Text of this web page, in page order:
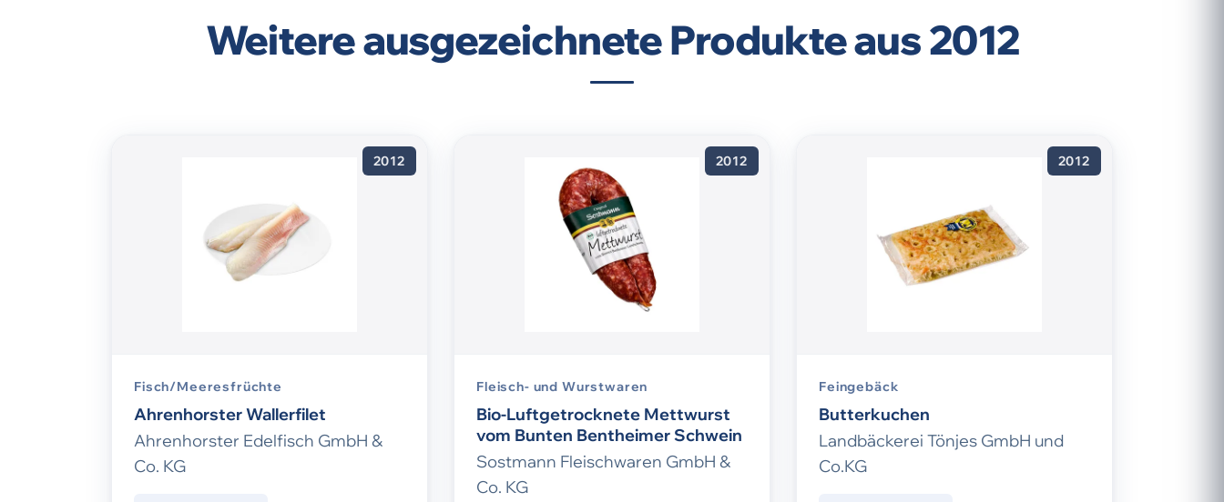
Weitere ausgezeichnete Produkte aus 2012
2012
Fisch/Meeresfrüchte
Ahrenhorster Wallerfilet
Ahrenhorster Edelfisch GmbH &
Co. KG
2012
Fleisch- und Wurstwaren
Bio-Luftgetrocknete Mettwurst
vom Bunten Bentheimer Schwein
Sostmann Fleischwaren GmbH &
Co. KG
2012
Feingebäck
Butterkuchen
Landbäckerei Tönjes GmbH und
Co.KG